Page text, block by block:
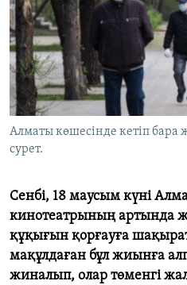
Русский
ЖАЗЫЛЫҢЫЗ
Басқа тілдерде
Алматы көшесінде кетіп бара
сурет.
Сенбі, 18 маусым күні
кинотеатрының артында
құқығын қорғауға
мақұлдаған бұл жиынға
жиналып, олар төменгі